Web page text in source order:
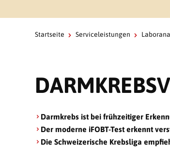
Startseite Serviceleistungen
Darmkrebs ist bei frühzeitiger
Der moderne iFOBT-Test erkennt
Die Schweizerische Krebsliga